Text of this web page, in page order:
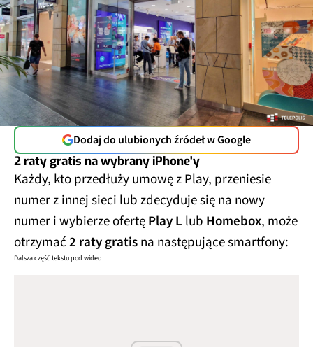
Dodaj do ulubionych źródeł w Google
2 raty gratis na wybrany iPhone'y
Każdy, kto przedłuży umowę z Play, przeniesie
numer z innej sieci lub zdecyduje się na nowy
numer i wybierze ofertęPlay L lub Homebox, może
otrzymać2 raty gratisna następujące smartfony:
Dalsza część tekstu pod wideo